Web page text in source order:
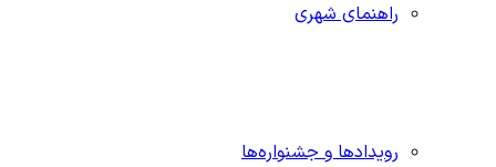
راهنمای شهری
رویدادها و جشنواره‌ها